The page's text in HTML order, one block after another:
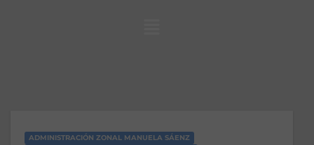
ADMINISTRACIÓN ZONAL MANUELA SÁENZ